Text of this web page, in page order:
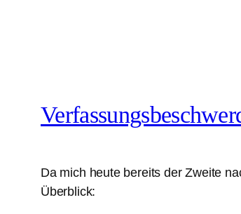
Da mich heute bereits der Zweite
Überblick: